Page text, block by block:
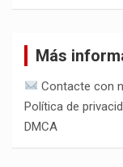
Más
Contacte con
Política de
DMCA